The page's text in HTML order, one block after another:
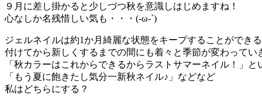
９月に差し掛かると少しづつ秋を意識しはじめますね！
心なしか名残惜しい気も・・・(-ω-`)
ジェルネイルは約1か月綺麗な状態をキープすることができ
付けてから新しくするまでの間にも着々と季節が変わってい
「秋カラーはこれからできるからラストサマーネイル！」と
「もう夏に飽きたし気分一新秋ネイル♪」などなど
私はどちらにする？